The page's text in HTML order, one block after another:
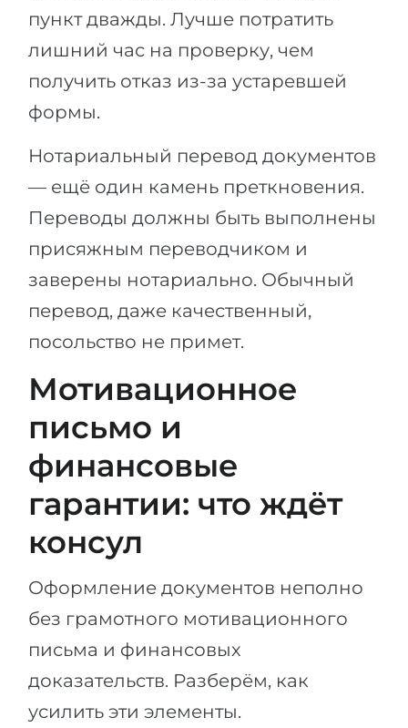
пункт дважды. Лучше потратить
лишний час на проверку, чем
получить отказ из-за устаревшей
формы.
Нотариальный перевод документов
— ещё один камень преткновения.
Переводы должны быть выполнены
присяжным переводчиком и
заверены нотариально. Обычный
перевод, даже качественный,
посольство не примет.
Мотивационное
письмо и
финансовые
гарантии: что ждёт
консул
Оформление документов неполно
без грамотного мотивационного
письма и финансовых
доказательств. Разберём, как
усилить эти элементы.